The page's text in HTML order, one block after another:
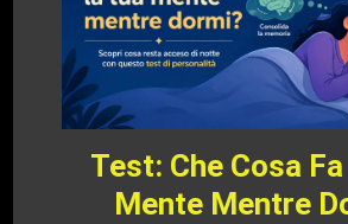
Test: Che Cosa
Mente Mentre